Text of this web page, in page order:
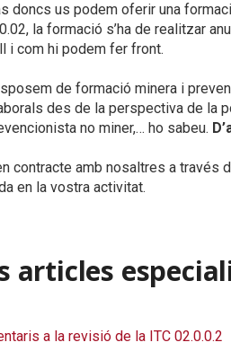
doncs us podem oferir una
la formació s’ha de realitzar
i com hi podem fer front.
de formació minera i
des de la perspectiva de la
no miner,… ho sabeu.
contracte amb nosaltres a través
en la vostra activitat.
articles
a la revisió de la ITC 02.0.0.2